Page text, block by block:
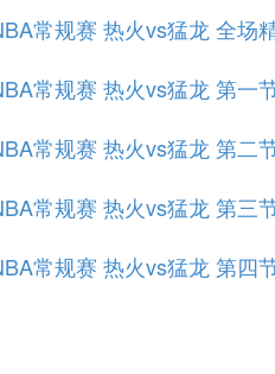
常规赛 热火vs猛龙 全场
常规赛 热火vs猛龙 第一
常规赛 热火vs猛龙 第二
常规赛 热火vs猛龙 第三
常规赛 热火vs猛龙 第四